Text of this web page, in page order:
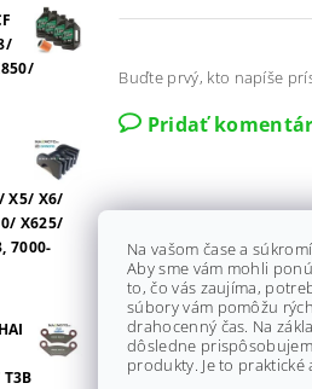
X5/ X6/
X625/
7000-
Buďte prvý, kto napíše
Pridať komentár
Na vašom čase a
Aby sme vám mohli
to, čo vás zaujíma,
súbory vám pomôžu
drahocenný čas. Na
dôsledne
produkty. Je to praktické